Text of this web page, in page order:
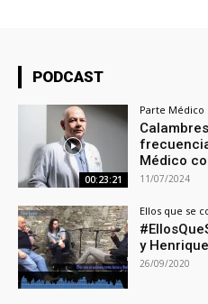
PODCAST
00:23:21
Parte Médico
Médico
11/07/2024
Ellos que se
y
26/09/2020